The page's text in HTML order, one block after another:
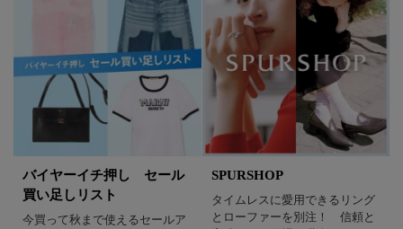
バイヤーイチ押し セール
買い足しリスト
今買って秋まで使えるセールア
SPURSHOP
タイムレスに愛用できるリング
とローファーを別注！ 信頼と